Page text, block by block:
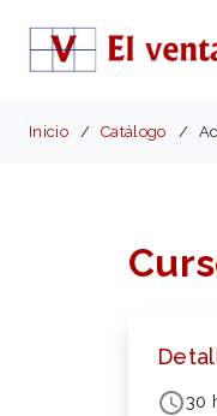
Inicio Catálogo
30